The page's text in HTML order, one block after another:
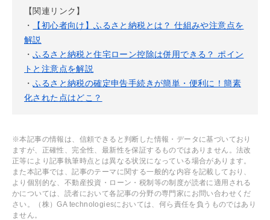
【関連リンク】
・
【初心者向け】ふるさと納税とは？ 仕組みや注意点を
解説
・ふるさと納税と住宅ローン控除は併用できる？ ポイン
トと注意点を解説
・ふるさと納税の確定申告手続きが簡単・便利に！簡素
化された点はどこ？
※本記事の情報は、信頼できると判断した情報・データに基づいており
ますが、正確性、完全性、最新性を保証するものではありません。法改
正等により記事執筆時点とは異なる状況になっている場合があります。
また本記事では、記事のテーマに関する一般的な内容を記載しており、
より個別的な、不動産投資・ローン・税制等の制度が読者に適用される
かについては、読者において各記事の分野の専門家にお問い合わせくだ
さい。（株）GA technologiesにおいては、何ら責任を負うものではあり
ません。